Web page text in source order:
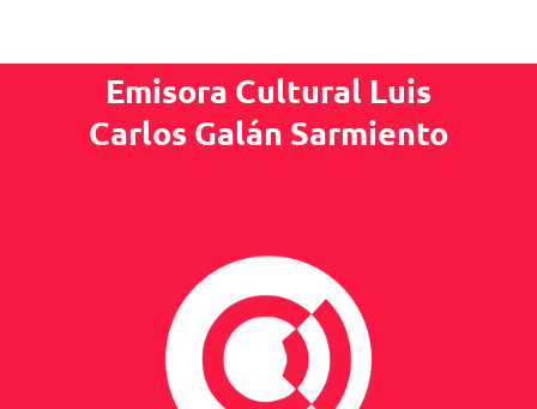
Emisora Cultural Luis
Carlos Galán Sarmiento